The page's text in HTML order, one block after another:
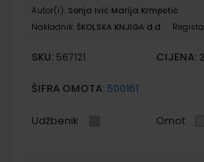
Autor(i): Sonja Ivić Marija Krmpotić
Nakladnik: ŠKOLSKA KNJIGA d.d.
SKU: 567121 CIJENA:
ŠIFRA OMOTA: 500161
Udžbenik Omot